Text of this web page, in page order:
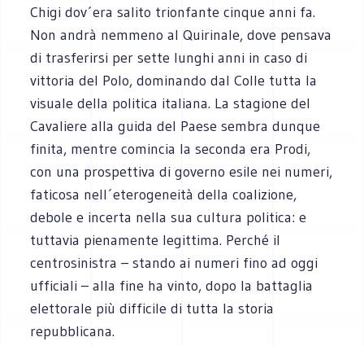
Chigi dov´era salito trionfante cinque anni fa.
Non andrà nemmeno al Quirinale, dove pensava
di trasferirsi per sette lunghi anni in caso di
vittoria del Polo, dominando dal Colle tutta la
visuale della politica italiana. La stagione del
Cavaliere alla guida del Paese sembra dunque
finita, mentre comincia la seconda era Prodi,
con una prospettiva di governo esile nei numeri,
faticosa nell´eterogeneità della coalizione,
debole e incerta nella sua cultura politica: e
tuttavia pienamente legittima. Perché il
centrosinistra – stando ai numeri fino ad oggi
ufficiali – alla fine ha vinto, dopo la battaglia
elettorale più difficile di tutta la storia
repubblicana.